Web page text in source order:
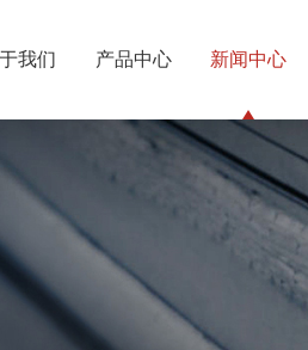
我们 产品中心 新闻中心